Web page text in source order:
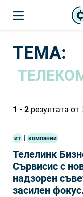
ТЕМА:
1 - 2 резултата от
ит | компании
Телелинк
Сървисис с
надзорен
засилен фокус